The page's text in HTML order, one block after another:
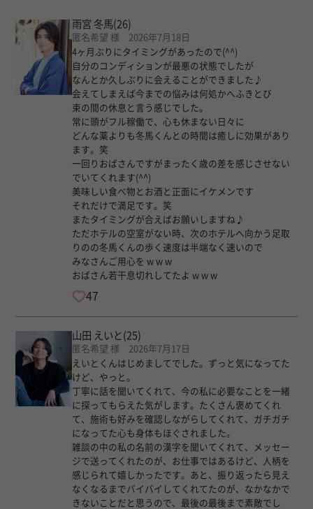
雨宮 冬馬(26)
匿名希望 様 2026年7月18日
4ヶ月ぶりにタイミングがあったので(^^)
自分のコンディションが最悪の状態でしたが
なんとか久しぶりに会えることができました♪
会えてしまえば今までの悩みは何処かへふきとび
束の間の休息と言う感じでした。
常に頭がフル稼働で、心も休まない日々に
どんな薬よりも冬馬くんとの時間は癒しに効果があり
ます。笑
一回りおばさんですがまったく歳の差を感じさせない
でいてくれます(^^)
美味しい食べ物とお酒と正面にイケメンです
それだけで満足です。笑
またタイミングが合えばお願いしますね♪
ただホテルの空室がない時、次のホテルへ向かう足取
りのの冬馬くんの歩く速度は半端なく速いので
みなさんご用心を w w w
おばさん若干息切れしてたよ w w w
47
山田 えいと (25)
匿名希望 様 2026年7月17日
えいとくんはじめましてでした。ずっと気になってた
けど、やっと。
丁寧に話を聞いてくれて、今の私に必要なことを一緒
に探ってもらえた気がします。たくさん褒めてくれ
て、施術も好みを確認しながらしてくれて、ガチガチ
になってた心も身体もほぐされました。
雑談の中の私の名前の漢字を聞いてくれて、メッセー
ジで送ってくれたのが、お仕事ではあるけど、人柄を
感じられて嬉しかったです。あと、振り返ったら見え
なくなるまでバイバイしてくれてたのが、なかなかで
きないことだと思うので、最後の最後まで素敵でし